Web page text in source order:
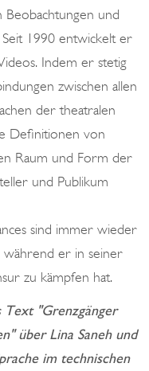
Beobachtungen und
1990 entwickelt er
Indem er stetig
zwischen allen
der theatralen
Definitionen von
Raum und Form der
und Publikum
sind immer wieder
während er in seiner
zu kämpfen hat.
Text "Grenzgänger
über Lina Saneh und
im technischen